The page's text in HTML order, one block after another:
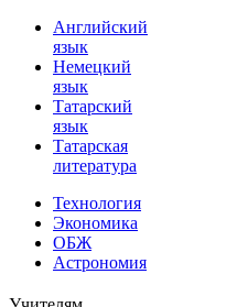
Английский
язык
Немецкий
язык
Татарский
язык
Татарская
литература
Технология
Экономика
ОБЖ
Астрономия